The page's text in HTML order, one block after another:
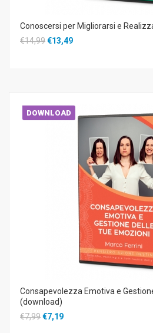
Conoscersi per Migliorarsi e
€14,99€13,49
DOWNLOAD
Consapevolezza Emotiva e
(download)
€7,99€7,19